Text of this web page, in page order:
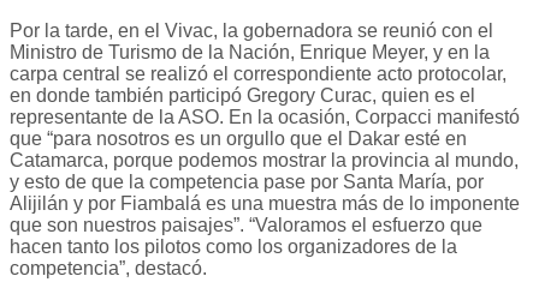
Por la tarde, en el Vivac, la gobernadora se reunió con el
Ministro de Turismo de la Nación, Enrique Meyer, y en la
carpa central se realizó el correspondiente acto protocolar,
en donde también participó Gregory Curac, quien es el
representante de la ASO. En la ocasión, Corpacci manifestó
que “para nosotros es un orgullo que el Dakar esté en
Catamarca, porque podemos mostrar la provincia al mundo,
y esto de que la competencia pase por Santa María, por
Alijilán y por Fiambalá es una muestra más de lo imponente
que son nuestros paisajes”. “Valoramos el esfuerzo que
hacen tanto los pilotos como los organizadores de la
competencia”, destacó.